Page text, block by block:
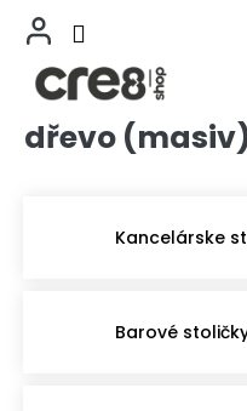
Prejsťdřevo
Kancelárske
Barové